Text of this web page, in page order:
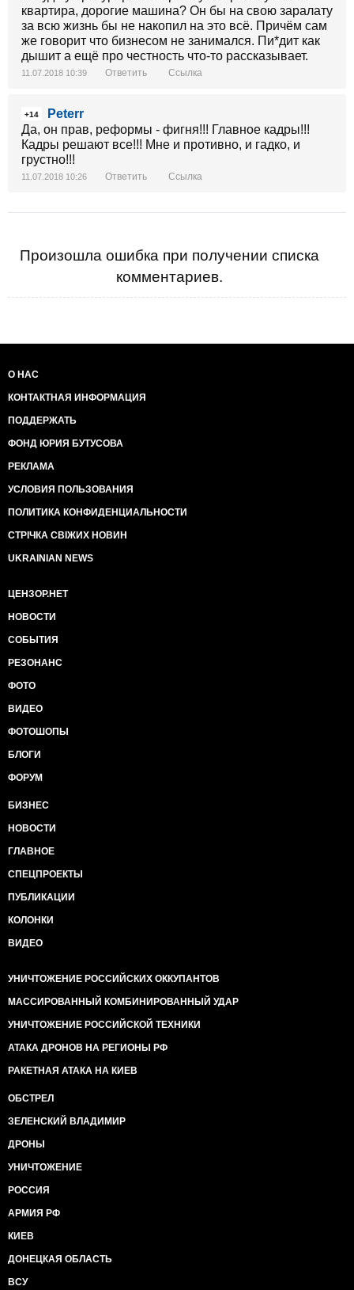
квартира, дорогие машина? Он бы на свою заралату
за всю жизнь бы не накопил на это всё. Причём сам
же говорит что бизнесом не занимался. Пи*дит как
дышит а ещё про честность что-то рассказывает.
11.07.2018 10:39 Ответить Ссылка
+14
Peterr
Да, он прав, реформы - фигня!!! Главное кадры!!!
Кадры решают все!!! Мне и противно, и гадко, и
грустно!!!
11.07.2018 10:26 Ответить Ссылка
Произошла ошибка при получении списка
комментариев.
О НАС
КОНТАКТНАЯ ИНФОРМАЦИЯ
ПОДДЕРЖАТЬ
ФОНД ЮРИЯ БУТУСОВА
РЕКЛАМА
УСЛОВИЯ ПОЛЬЗОВАНИЯ
ПОЛИТИКА КОНФИДЕНЦИАЛЬНОСТИ
СТРІЧКА СВІЖИХ НОВИН
UKRAINIAN NEWS
ЦЕНЗОР.НЕТ
НОВОСТИ
СОБЫТИЯ
РЕЗОНАНС
ФОТО
ВИДЕО
ФОТОШОПЫ
БЛОГИ
ФОРУМ
БИЗНЕС
НОВОСТИ
ГЛАВНОЕ
СПЕЦПРОЕКТЫ
ПУБЛИКАЦИИ
КОЛОНКИ
ВИДЕО
УНИЧТОЖЕНИЕ РОССИЙСКИХ ОККУПАНТОВ
МАССИРОВАННЫЙ КОМБИНИРОВАННЫЙ УДАР
УНИЧТОЖЕНИЕ РОССИЙСКОЙ ТЕХНИКИ
АТАКА ДРОНОВ НА РЕГИОНЫ РФ
РАКЕТНАЯ АТАКА НА КИЕВ
ОБСТРЕЛ
ЗЕЛЕНСКИЙ ВЛАДИМИР
ДРОНЫ
УНИЧТОЖЕНИЕ
РОССИЯ
АРМИЯ РФ
КИЕВ
ДОНЕЦКАЯ ОБЛАСТЬ
ВСУ